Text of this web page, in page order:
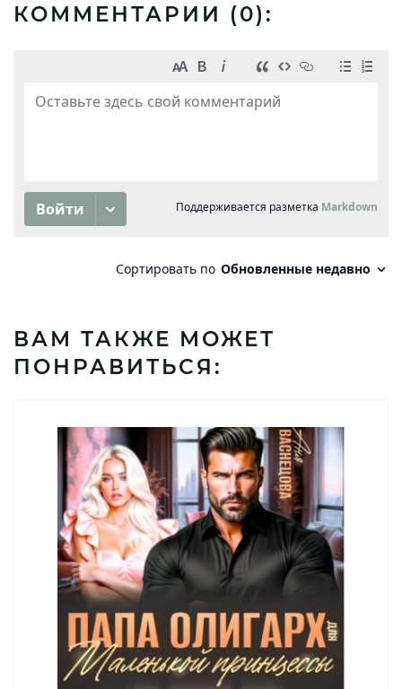
КОММЕНТАРИИ (0):
ВАМ ТАКЖЕ МОЖЕТ
ПОНРАВИТЬСЯ: